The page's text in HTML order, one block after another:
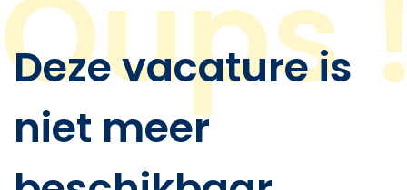
Deze vacature is
niet meer